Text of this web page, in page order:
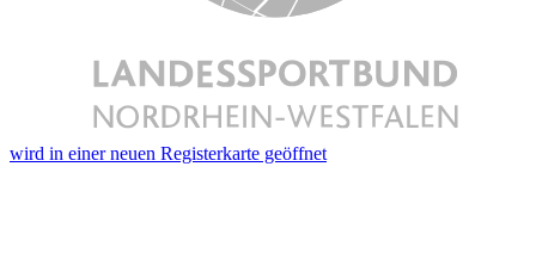
wird in einer neuen Registerkarte geöffnet